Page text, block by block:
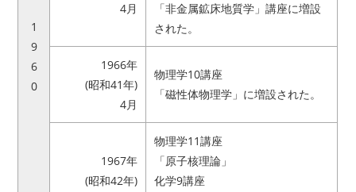
1
9
6
0
4月
「非金属鉱床地質学」講座に増設
された。
1966年
(昭和41年)
4月
物理学10講座
「磁性体物理学」に増設された。
1967年
(昭和42年)
物理学11講座
「原子核理論」
化学9講座